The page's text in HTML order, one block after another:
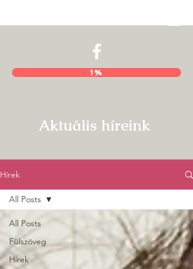
1%
Aktuális híreink
Hírek
All Posts
Fülszöveg
Hírek
All Posts